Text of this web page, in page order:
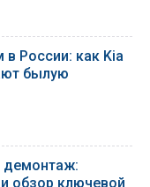
в России: как Kia
былую
демонтаж:
обзор ключевой